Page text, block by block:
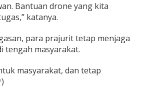
Bantuan drone yang kita
katanya.
para prajurit tetap menjaga
tengah masyarakat.
masyarakat, dan tetap